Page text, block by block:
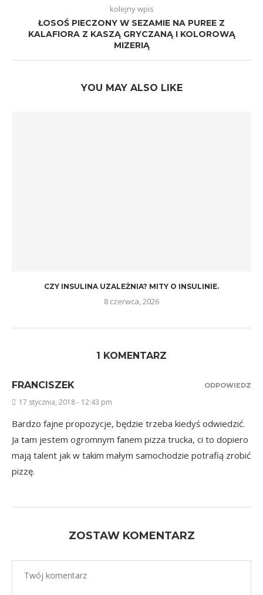
kolejny wpis
ŁOSOŚ PIECZONY W SEZAMIE NA PUREE Z
KALAFIORA Z KASZĄ GRYCZANĄ I KOLOROWĄ
MIZERIĄ
YOU MAY ALSO LIKE
CZY INSULINA UZALEŻNIA? MITY O INSULINIE.
8 czerwca, 2026
1 KOMENTARZ
FRANCISZEK
17 stycznia, 2018 - 12:43 pm
Bardzo fajne propozycje, będzie trzeba kiedyś odwiedzić.
Ja tam jestem ogromnym fanem pizza trucka, ci to dopiero
mają talent jak w takim małym samochodzie potrafią zrobić
pizzę.
ODPOWIEDZ
ZOSTAW KOMENTARZ